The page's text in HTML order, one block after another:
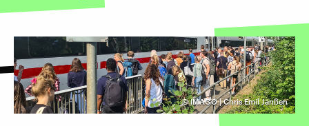
©IMAGO | Chris Emil Janßen